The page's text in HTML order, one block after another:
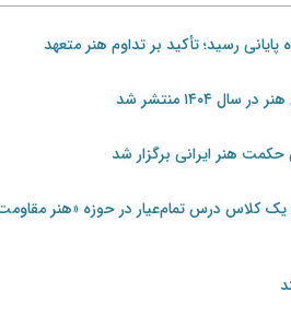
رسید؛ تأکید بر تداوم هنر متعهد
منتشر شد
ایرانی برگزار شد
کلاس درس تمام‌عیار در حوزه «هنر مقاومت»